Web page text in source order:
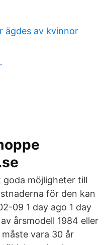
ägdes av kvinnor
goda möjligheter till
för den kan
09 1 day ago 1 day
årsmodell 1984 eller
vara 30 år